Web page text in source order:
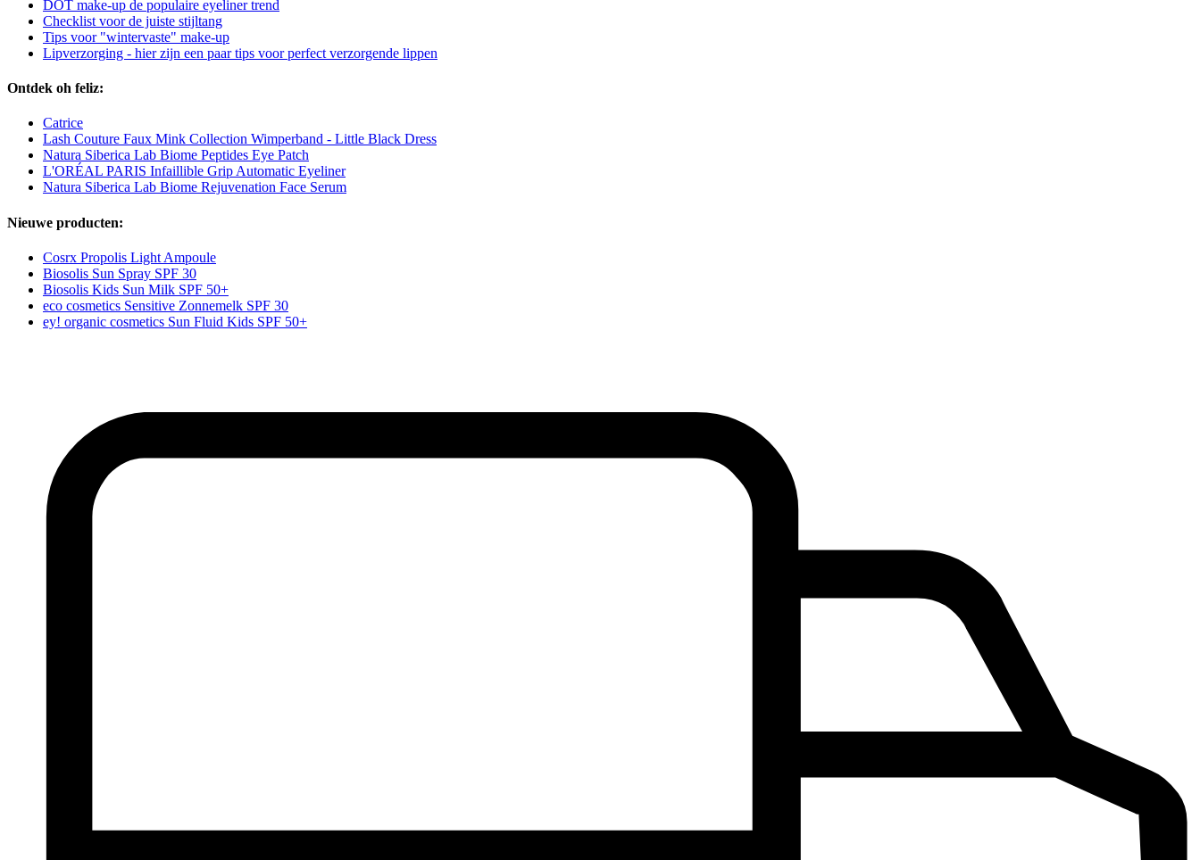
DOT make-up de populaire eyeliner trend
Checklist voor de juiste stijltang
Tips voor "wintervaste" make-up
Lipverzorging - hier zijn een paar tips voor perfect verzorgende lippen
Ontdek oh feliz:
Catrice
Lash Couture Faux Mink Collection Wimperband - Little Black Dress
Natura Siberica Lab Biome Peptides Eye Patch
L'ORÉAL PARIS Infaillible Grip Automatic Eyeliner
Natura Siberica Lab Biome Rejuvenation Face Serum
Nieuwe producten:
Cosrx Propolis Light Ampoule
Biosolis Sun Spray SPF 30
Biosolis Kids Sun Milk SPF 50+
eco cosmetics Sensitive Zonnemelk SPF 30
ey! organic cosmetics Sun Fluid Kids SPF 50+